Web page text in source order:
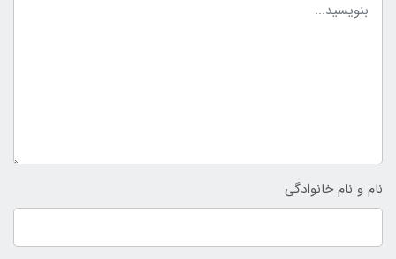
نام و نام خانوادگی